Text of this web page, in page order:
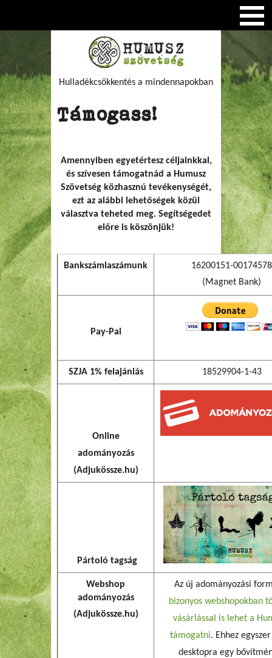
Hulladékcsökkentés a mindennapokban
Támogass!
Amennyiben egyetértesz céljainkkal,
és szívesen támogatnád a Humusz
Szövetség közhasznú tevékenységét,
ezt az alábbi lehetőségek közül
választva teheted meg. Segítségedet
előre is köszönjük!
Bankszámlaszámunk
16200151-00174578
(Magnet Bank)
Pay-Pal
SZJA 1% felajánlás 18529904-1-43
Online
adományozás
(Adjukössze.hu)
Pártoló tagság
Webshop
adományozás
(Adjukössze.hu)
Az új adományozási
bizonyos webshopokban
vásárlással is lehet a
támogatni. Ehhez
desktopra egy